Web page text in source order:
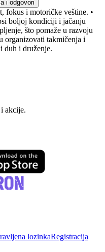
i odgovori
fokus i motoričke veštine. •
boljoj kondiciji i jačanju
što pomaže u razvoju
organizovati takmičenja i
duh i druženje.
akcije.
lozinkaRegistracija